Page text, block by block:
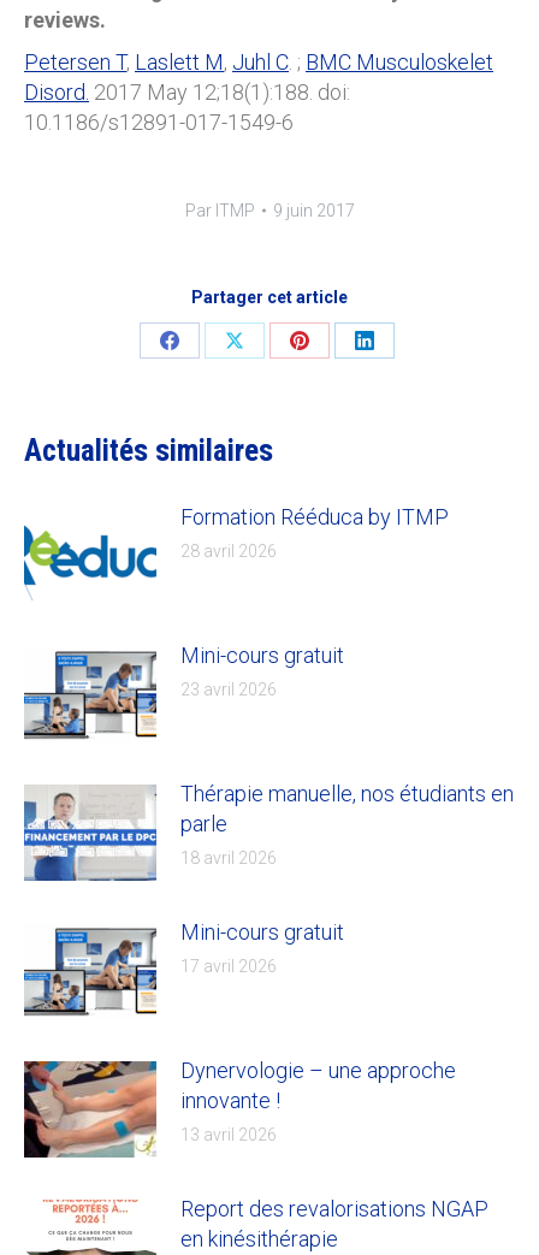
reviews.
Petersen T, Laslett M, Juhl C . ; BMC Musculoskelet
Disord. 2017 May 12;18(1):188. doi:
10.1186/s12891-017-1549-6
Par ITMP 9 juin 2017
Partager cet article
Share
Share
Share
Share
Actualités similaires
Formation Rééduca by ITMP
28 avril 2026
Mini-cours gratuit
23 avril 2026
Thérapie manuelle, nos étudiants en
parle
18 avril 2026
Mini-cours gratuit
17 avril 2026
Dynervologie – une approche
innovante !
13 avril 2026
Report des revalorisations NGAP
en kinésithérapie